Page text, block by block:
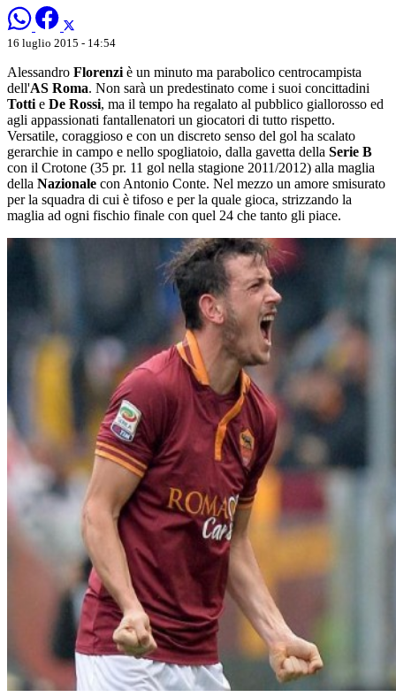
16 luglio 2015 - 14:54
Alessandro Florenzi è un minuto ma parabolico centrocampista
dell'AS Roma. Non sarà un predestinato come i suoi concittadini
Totti e De Rossi, ma il tempo ha regalato al pubblico giallorosso ed
agli appassionati fantallenatori un giocatori di tutto rispetto.
Versatile, coraggioso e con un discreto senso del gol ha scalato
gerarchie in campo e nello spogliatoio, dalla gavetta della Serie B
con il Crotone (35 pr. 11 gol nella stagione 2011/2012) alla maglia
della Nazionale con Antonio Conte. Nel mezzo un amore smisurato
per la squadra di cui è tifoso e per la quale gioca, strizzando la
maglia ad ogni fischio finale con quel 24 che tanto gli piace.